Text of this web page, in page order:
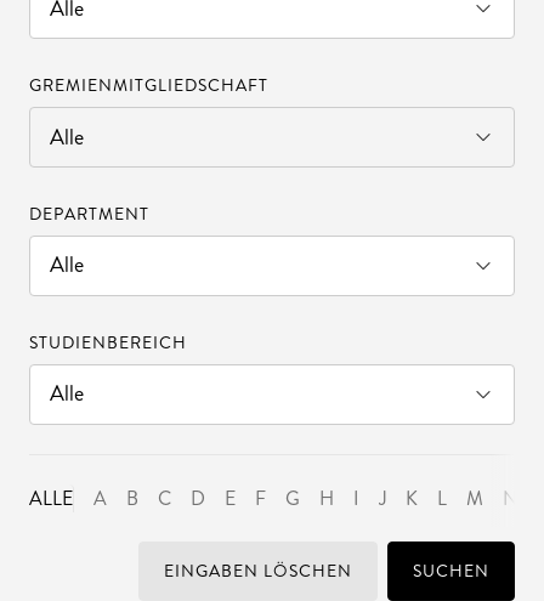
GREMIENMITGLIEDSCHAFT
DEPARTMENT
STUDIENBEREICH
ALLE A B C D E F G H I J K L M N
EINGABEN LÖSCHEN SUCHEN